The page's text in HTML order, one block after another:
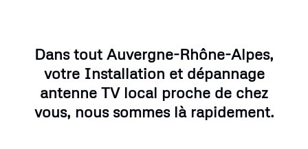
Dans tout Auvergne-Rhône-Alpes,
votre Installation et dépannage
antenne TV local proche de chez
vous, nous sommes là rapidement.